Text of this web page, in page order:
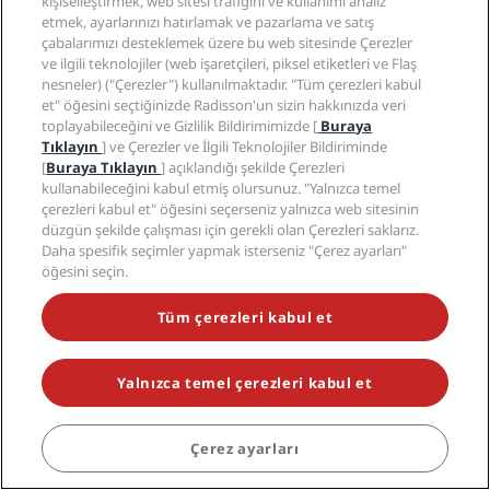
REZERVASYON YAP
İNDIRME MERKEZINE GÖZ ATIN
Feel the
difference
Radisson Blu
deneyimini yaşayın.
Konfor, tarz,
benzersiz hizmet ve
dünyanın en sevilen
etmek, ayarlarınızı hatırlamak ve pazarlama ve satış
çabalarımızı desteklemek üzere bu web sitesinde Çerezler
ve ilgili teknolojiler (web işaretçileri, piksel etiketleri ve Flaş
nesneler) ("Çerezler") kullanılmaktadır. "Tüm çerezleri kabul
et" öğesini seçtiğinizde Radisson'un sizin hakkınızda veri
toplayabileceğini ve Gizlilik Bildirimimizde [ Buraya
Tıklayın] ve Çerezler ve İlgili Teknolojiler Bildiriminde
[Buraya Tıklayın] açıklandığı şekilde Çerezleri
kullanabileceğini kabul etmiş olursunuz. "Yalnızca temel
çerezleri kabul et" öğesini seçerseniz yalnızca web sitesinin
düzgün şekilde çalışması için gerekli olan Çerezleri saklarız.
Daha spesifik seçimler yapmak isterseniz "Çerez ayarları"
öğesini seçin.
Tüm çerezleri kabul et
Yalnızca temel çerezleri kabul et
Çerez ayarları